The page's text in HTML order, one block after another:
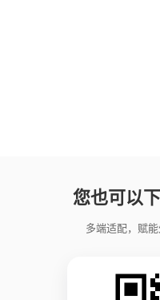
您也可以
多端适配，赋